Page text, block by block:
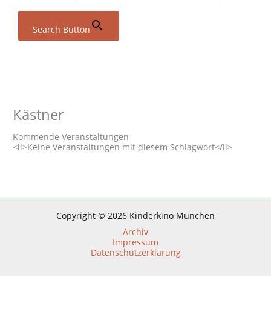
Search Button
Kästner
Kommende Veranstaltungen
<li>Keine Veranstaltungen mit diesem Schlagwort</li>
Copyright © 2026 Kinderkino München
Archiv
Impressum
Datenschutzerklärung